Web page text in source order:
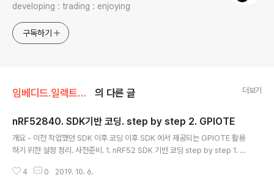
developing : trading : enjoying
구독하기
임베디드.일렉트로닉스/nRF52 의 다른 글 더보기
nRF52840. SDK기반 코딩. step by step 2. GPIOTE
개요 - 이전 작업했던 SDK 이후 코딩 이후 SDK 에서 제공되는 GPIOTE 활용
하기 위한 설정 정리. 사전준비. 1. nRF52 SDK 기반 코딩 step by step 1. ht
프로젝트 설정. nRF52840. SDK기반 코딩. step by step. 개요 이전에 작
4 0 2019. 10. 6.